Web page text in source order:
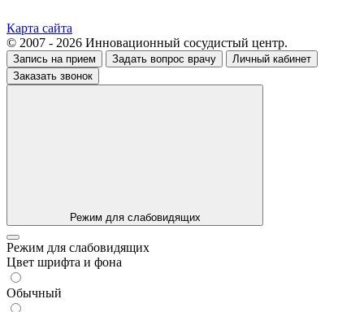
Карта сайта
© 2007 - 2026 Инновационный сосудистый центр.
Запись на прием Задать вопрос врачу
Личный кабинет
Заказать звонок
Режим для слабовидящих
Режим для слабовидящих
Цвет шрифта и фона
Обычный